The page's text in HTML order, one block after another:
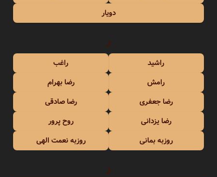
دویار
ر
راشید
راغب
رامش
رضا بهرام
رضا جعفری
رضا صادقی
رضا یزدانی
روح پرور
روزبه بمانی
روزبه نعمت الهی
ز